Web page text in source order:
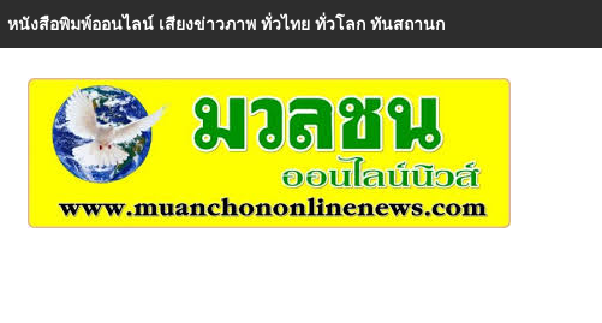
หนังสือพิมพ์ออนไลน์ เสียงข่าวภาพ ทั่วไทย ทั่วโลก ทันสถานการณ์